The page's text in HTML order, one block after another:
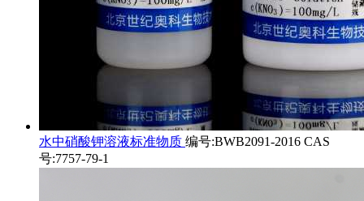
水中硝酸钾溶液标准物质 编号:BWB2091-2016 CAS
号:7757-79-1